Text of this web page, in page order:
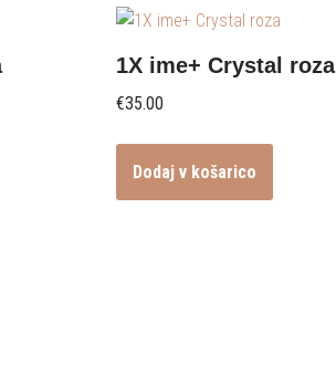
1X ime+ Crystal roza
€35.00
Dodaj v košarico